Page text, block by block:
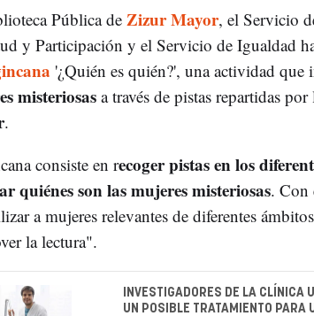
Pública de Zizur Mayor, el Servicio
y Participación y el Servicio de Igualdad
'¿Quién es quién?', una actividad que
misteriosas a través de pistas repartidas por
.
consiste en recoger pistas en los
quiénes son las mujeres misteriosas. Con
a mujeres relevantes de diferentes
la lectura".
INVESTIGADORES DE LA CLÍNICA
UN POSIBLE TRATAMIENTO PARA